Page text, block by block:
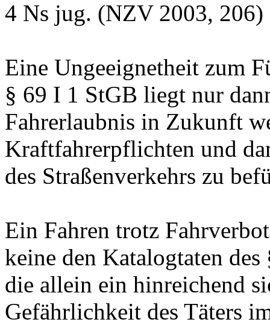
4 Ns jug. (NZV 2003, 206)
Eine Ungeeignetheit zum
§ 69 I 1 StGB liegt nur
Fahrerlaubnis in Zukunft
Kraftfahrerpflichten und
des Straßenverkehrs zu
Ein Fahren trotz
keine den Katalogtaten
die allein ein hinreichend
Gefährlichkeit des Täters